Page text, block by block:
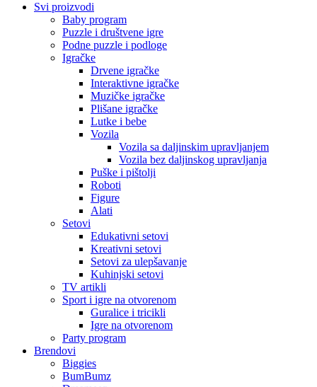
Svi proizvodi
Baby program
Puzzle i društvene igre
Podne puzzle i podloge
Igračke
Drvene igračke
Interaktivne igračke
Muzičke igračke
Plišane igračke
Lutke i bebe
Vozila
Vozila sa daljinskim upravljanjem
Vozila bez daljinskog upravljanja
Puške i pištolji
Roboti
Figure
Alati
Setovi
Edukativni setovi
Kreativni setovi
Setovi za ulepšavanje
Kuhinjski setovi
TV artikli
Sport i igre na otvorenom
Guralice i tricikli
Igre na otvorenom
Party program
Brendovi
Biggies
BumBumz